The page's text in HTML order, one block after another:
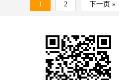
1 2 下一页 »